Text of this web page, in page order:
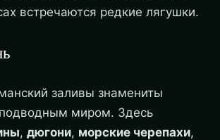
встречаются редкие лягушки.
заливы знамениты
миром. Здесь
, дюгони, морские черепахи,